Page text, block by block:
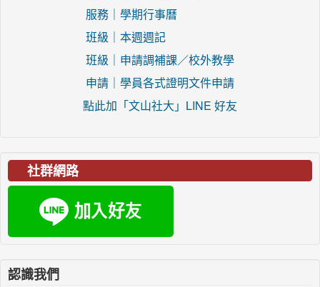
服務｜學期行事曆
班級｜本週週記
班級｜申請調補課／校外教學
申請｜學員各式證明文件申請
點此加「文山社大」LINE 好友
社群網路
認識我們